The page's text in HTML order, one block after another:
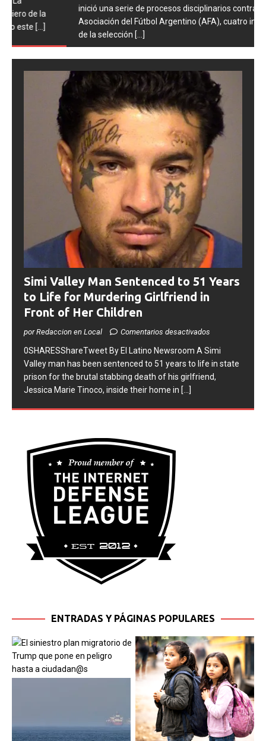
inició una serie de procesos disciplinarios contra la
Asociación del Fútbol Argentino (AFA), cuatro integrantes
de la selección[...]
Simi Valley Man Sentenced to 51 Years
to Life for Murdering Girlfriend in
Front of Her Children
0SHARESShareTweet ​By El Latino Newsroom ​A Simi
Valley man has been sentenced to 51 years to life in state
prison for the brutal stabbing death of his girlfriend,
[...]